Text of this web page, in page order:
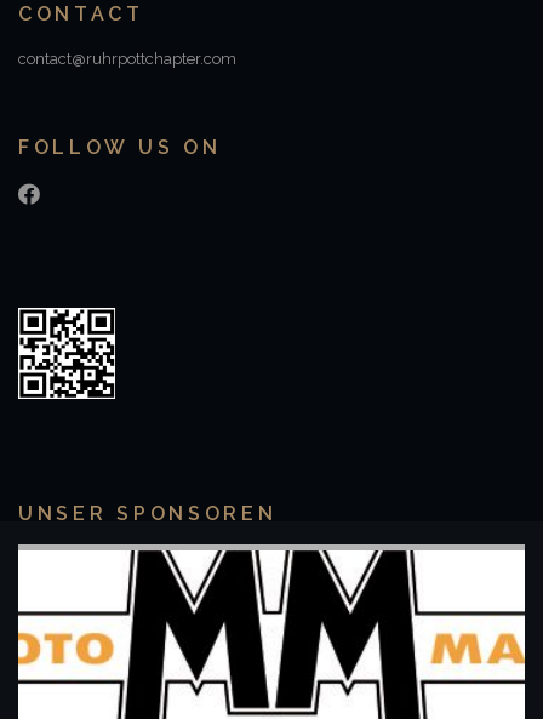
CONTACT
contact@ruhrpottchapter.com
FOLLOW US ON
UNSER SPONSOREN